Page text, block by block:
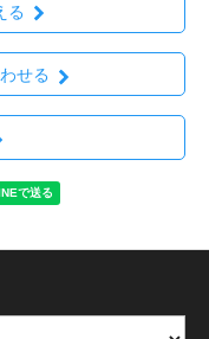
る
せる